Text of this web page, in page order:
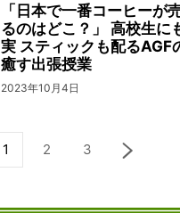
「日本で一番コーヒーが
るのはどこ？」 高校生に
実 スティックも配るAGF
癒す出張授業
2023年10月4日
1 2 3